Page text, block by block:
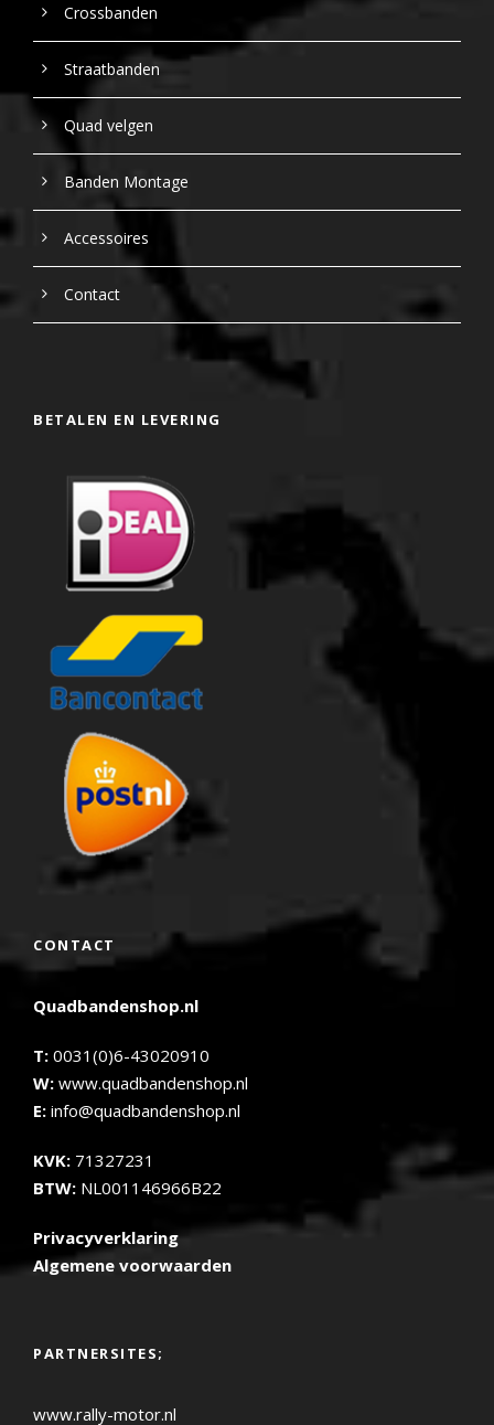
Crossbanden
Straatbanden
Quad velgen
Banden Montage
Accessoires
Contact
BETALEN EN LEVERING
CONTACT
Quadbandenshop.nl
T: 0031(0)6-43020910
W: www.quadbandenshop.nl
E: info@quadbandenshop.nl
KVK: 71327231
BTW: NL001146966B22
Privacyverklaring
Algemene voorwaarden
PARTNERSITES;
www.rally-motor.nl